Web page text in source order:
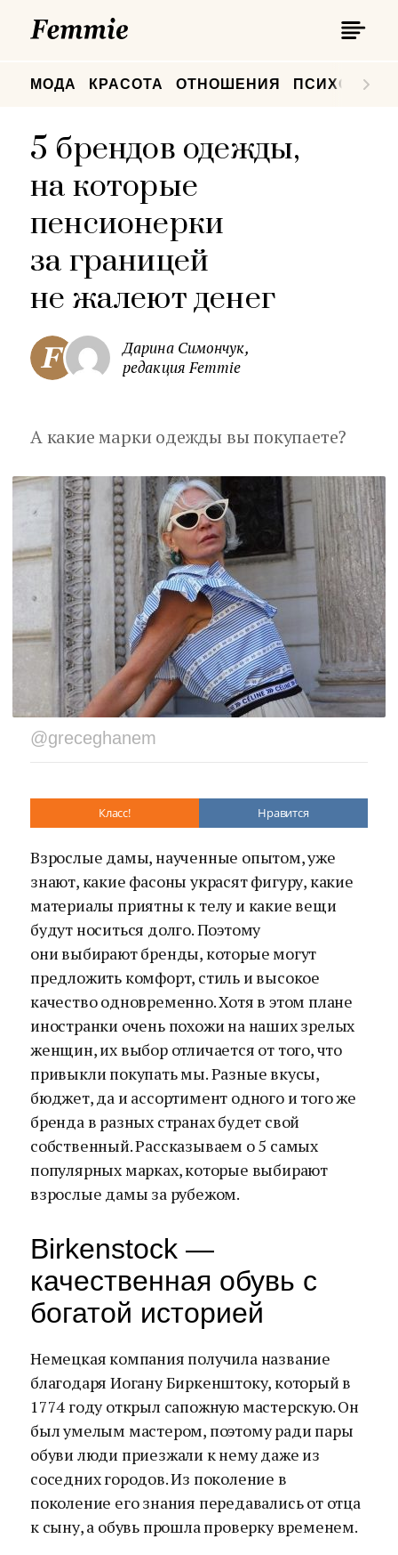
МОДА КРАСОТА ОТНОШЕНИЯ
5 брендов одежды,
на которые
пенсионерки
за границей
не жалеют денег
Дарина Симончук,
редакция Femmie
А какие марки одежды вы покупаете?
@greceghanem
Класс! Нравится
Взрослые дамы, наученные опытом, уже
знают, какие фасоны украсят фигуру, какие
материалы приятны к телу и какие вещи
будут носиться долго. Поэтому
они выбирают бренды, которые могут
предложить комфорт, стиль и высокое
качество одновременно. Хотя в этом плане
иностранки очень похожи на наших зрелых
женщин, их выбор отличается от того, что
привыкли покупать мы. Разные вкусы,
бюджет, да и ассортимент одного и того же
бренда в разных странах будет свой
собственный. Рассказываем о 5 самых
популярных марках, которые выбирают
взрослые дамы за рубежом.
Birkenstock —
качественная обувь с
богатой историей
Немецкая компания получила название
благодаря Иогану Биркенштоку, который в
1774 году открыл сапожную мастерскую. Он
был умелым мастером, поэтому ради пары
обуви люди приезжали к нему даже из
соседних городов. Из поколение в
поколение его знания передавались от отца
к сыну, а обувь прошла проверку временем.